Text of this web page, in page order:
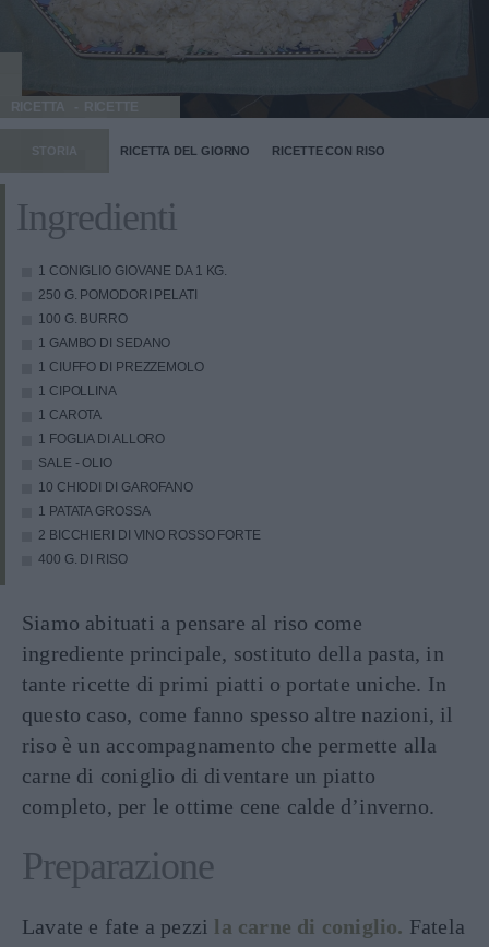
RICETTA
STORIA RICETTA DEL GIORNO RICETTE CON RISO
Ingredienti
1 CONIGLIO GIOVANE DA 1 KG.
250 G. POMODORI PELATI
100 G. BURRO
1 GAMBO DI SEDANO
1 CIUFFO DI PREZZEMOLO
1 CIPOLLINA
1 CAROTA
1 FOGLIA DI ALLORO
SALE - OLIO
10 CHIODI DI GAROFANO
1 PATATA GROSSA
2 BICCHIERI DI VINO ROSSO FORTE
400 G. DI RISO
Siamo abituati a pensare al riso come
ingrediente principale, sostituto della pasta, in
tante ricette di primi piatti o portate uniche. In
questo caso, come fanno spesso altre nazioni, il
riso è un accompagnamento che permette alla
carne di coniglio di diventare un piatto
completo, per le ottime cene calde d’inverno.
Preparazione
Lavate e fate a pezzi la carne di coniglio. Fatela